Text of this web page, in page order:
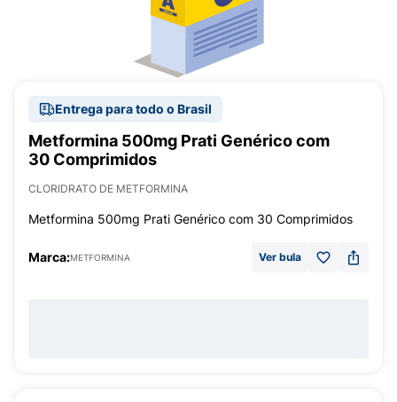
Entrega para todo o Brasil
Metformina 500mg Prati Genérico com
30 Comprimidos
CLORIDRATO DE METFORMINA
Metformina 500mg Prati Genérico com 30 Comprimidos
Marca:METFORMINA Ver bula